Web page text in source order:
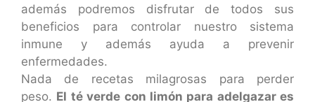
además podremos disfrutar de todos sus
beneficios para controlar nuestro sistema
inmune y además ayuda a prevenir
enfermedades.
Nada de recetas milagrosas para perder
peso. El té verde con limón para adelgazar es